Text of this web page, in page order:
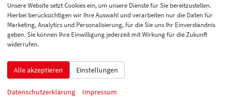
Innenspiegel automatisch abblendend
vorhanden
Lichttechnik
Lichtsensor, Nebelscheinwerfer, Tagfahrlicht, LED-Scheinwerfer,
Voll-LED Scheinwerfer
Pannenhilfe
Start/Stop-Automatik
Unsere Website setzt Cookies ein, um unsere Dienste für Sie bereitzustellen.
Hierbei berücksichtigen wir Ihre Auswahl und verarbeiten nur die Daten für
Marketing, Analytics und Personalisierung, für die Sie uns Ihr Einverständnis
geben. Sie können Ihre Einwilligung jederzeit mit Wirkung für die Zukunft
widerrufen.
Alle akzeptieren Einstellungen
Datenschutzerklärung Impressum